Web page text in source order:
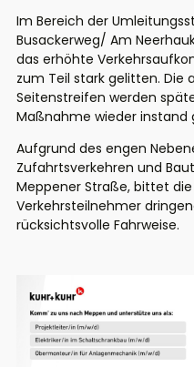
Im Bereich der
Busackerweg/ Am
das erhöhte
zum Teil stark gelitten. Die
Seitenstreifen werden
Maßnahme wieder instand
Aufgrund des engen
Zufahrtsverkehren und
Meppener Straße, bittet
Verkehrsteilnehmer
rücksichtsvolle Fahrweise.